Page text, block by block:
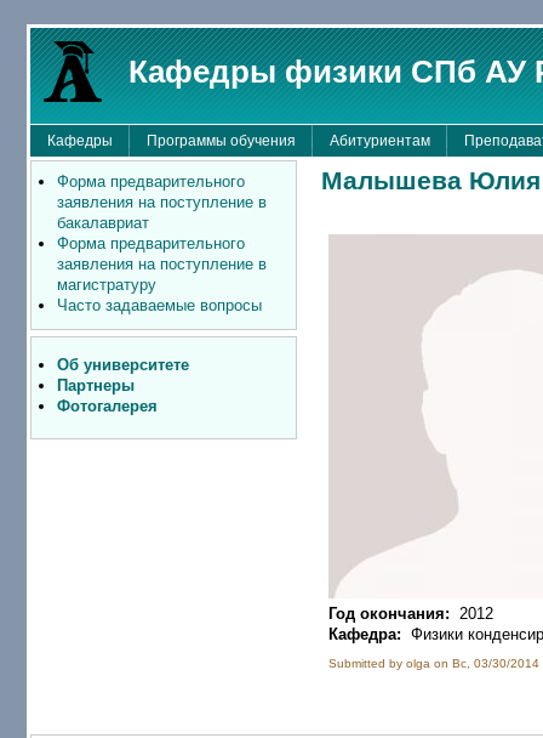
Кафедры физики СПб АУ
Кафедры Программы обучения Абитуриентам
Форма предварительного
заявления на поступление в
бакалавриат
Форма предварительного
заявления на поступление в
магистратуру
Часто задаваемые вопросы
Об университете
Партнеры
Фотогалерея
Малышева Юлия
Год окончания:
2012
Кафедра: Физики
Submitted by olga on Вс, 03/30/2014